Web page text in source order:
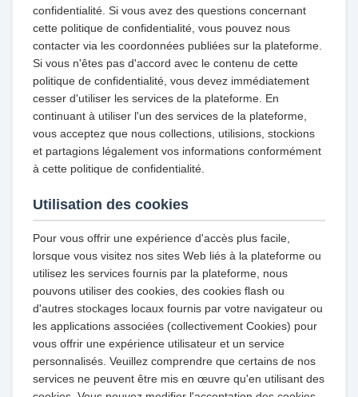
confidentialité. Si vous avez des questions concernant
cette politique de confidentialité, vous pouvez nous
contacter via les coordonnées publiées sur la plateforme.
Si vous n'êtes pas d'accord avec le contenu de cette
politique de confidentialité, vous devez immédiatement
cesser d'utiliser les services de la plateforme. En
continuant à utiliser l'un des services de la plateforme,
vous acceptez que nous collections, utilisions, stockions
et partagions légalement vos informations conformément
à cette politique de confidentialité.
Utilisation des cookies
Pour vous offrir une expérience d'accès plus facile,
lorsque vous visitez nos sites Web liés à la plateforme ou
utilisez les services fournis par la plateforme, nous
pouvons utiliser des cookies, des cookies flash ou
d'autres stockages locaux fournis par votre navigateur ou
les applications associées (collectivement Cookies) pour
vous offrir une expérience utilisateur et un service
personnalisés. Veuillez comprendre que certains de nos
services ne peuvent être mis en œuvre qu'en utilisant des